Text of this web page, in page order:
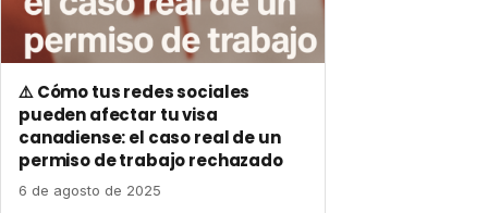
⚠️ Cómo tus redes sociales
pueden afectar tu visa
canadiense: el caso real de un
permiso de trabajo rechazado
6 de agosto de 2025